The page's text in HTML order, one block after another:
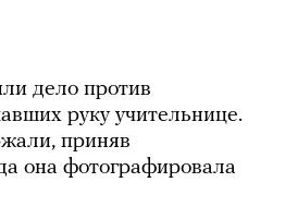
дело против
руку учительнице.
приняв
она фотографировала